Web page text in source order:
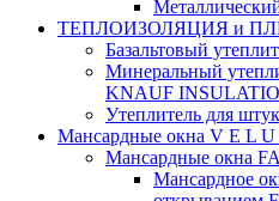
ТЕПЛОИЗОЛЯЦИЯ и
Базальтовый
Минеральный
KNAUF
Утеплитель для
Мансардные окна V E L
Мансардные окна
Мансардное